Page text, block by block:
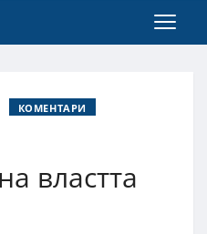
КОМЕНТАРИ
властта